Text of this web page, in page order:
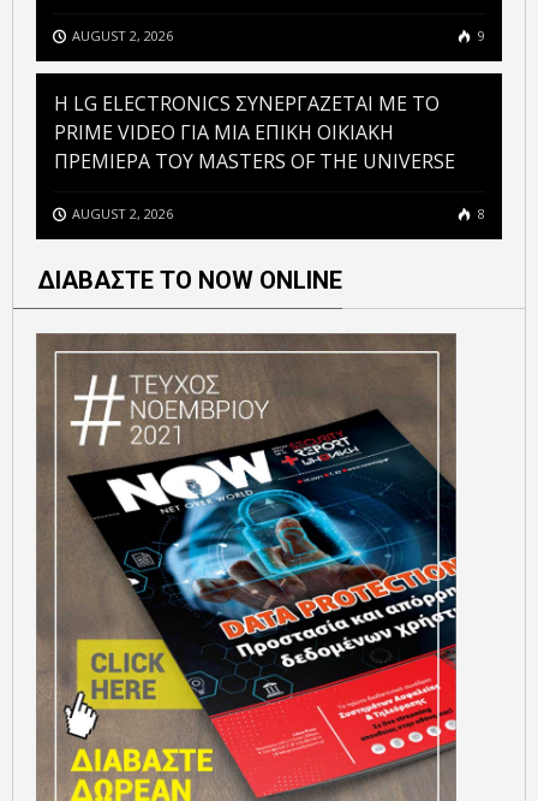
AUGUST 2, 2026 9
H LG ELECTRONICS ΣΥΝΕΡΓΑΖΕΤΑΙ ΜΕ ΤΟ
PRIME VIDEO ΓΙΑ ΜΙΑ ΕΠΙΚΗ ΟΙΚΙΑΚΗ
ΠΡΕΜΙΕΡΑ ΤΟΥ MASTERS OF THE UNIVERSE
AUGUST 2, 2026 8
ΔΙΑΒΑΣΤΕ ΤΟ NOW ONLINE